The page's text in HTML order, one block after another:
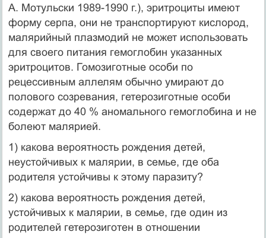
А. Мотульски 1989-1990 г.), эритроциты имеют
форму серпа, они не транспортируют кислород,
малярийный плазмодий не может использо­вать
для своего питания гемоглобин указанных
эритроцитов. Гомозиготные особи по
рецессивным аллелям обычно умирают до
полового созревания, гете­розиготные особи
содержат до 40 % аномального гемоглобина и не
болеют ма­лярией.
1) какова вероятность рождения детей,
неустойчивых к малярии, в семье, где оба
родителя устойчивы к этому паразиту?
2) какова вероятность рождения детей,
устойчивых к малярии, в семье, где один из
родителей гетерозиготен в отношении